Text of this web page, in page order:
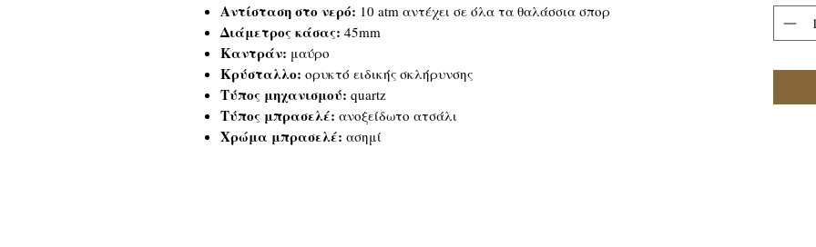
Αντίσταση στο νερό: 10 atm αντέχει σε όλα τα θαλάσσια σπορ
Διάμετρος κάσας: 45mm
Καντράν: μαύρο
Κρύσταλλο: ορυκτό ειδικής σκλήρυνσης
Τύπος μηχανισμού: quartz
Τύπος μπρασελέ: ανοξείδωτο ατσάλι
Χρώμα μπρασελέ: ασημί